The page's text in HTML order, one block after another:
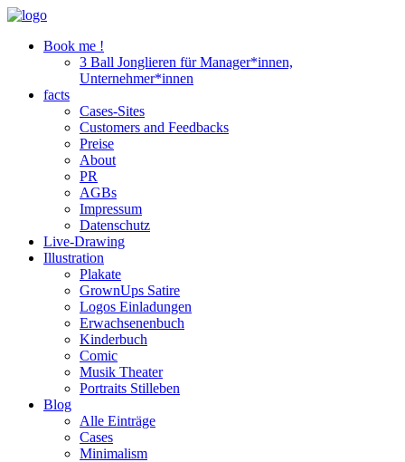
Book me !
3 Ball Jonglieren für Manager*innen,
Unternehmer*innen
facts
Cases-Sites
Customers and Feedbacks
Preise
About
PR
AGBs
Impressum
Datenschutz
Live-Drawing
Illustration
Plakate
GrownUps Satire
Logos Einladungen
Erwachsenenbuch
Kinderbuch
Comic
Musik Theater
Portraits Stilleben
Blog
Alle Einträge
Cases
Minimalism